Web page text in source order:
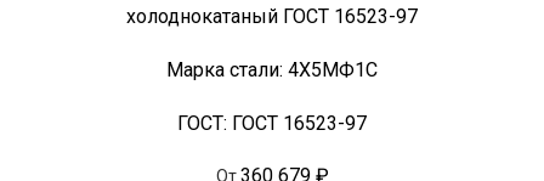
холоднокатаный ГОСТ 16523-97
Марка стали: 4Х5МФ1С
ГОСТ: ГОСТ 16523-97
От 360 679 ₽